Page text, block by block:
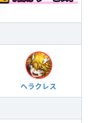
ヘラクレス